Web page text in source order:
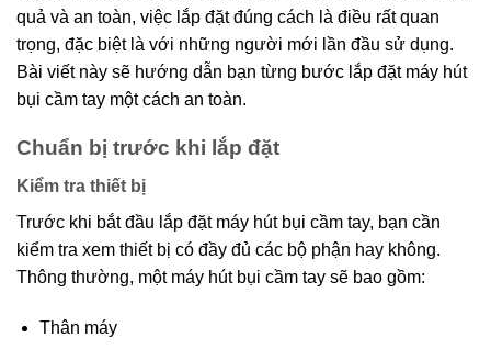
quả và an toàn, việc lắp đặt đúng cách là điều rất quan
trọng, đặc biệt là với những người mới lần đầu sử dụng.
Bài viết này sẽ hướng dẫn bạn từng bước lắp đặt máy hút
bụi cầm tay một cách an toàn.
Chuẩn bị trước khi lắp đặt
Kiểm tra thiết bị
Trước khi bắt đầu lắp đặt máy hút bụi cầm tay, bạn cần
kiểm tra xem thiết bị có đầy đủ các bộ phận hay không.
Thông thường, một máy hút bụi cầm tay sẽ bao gồm:
Thân máy